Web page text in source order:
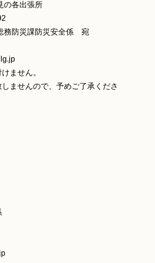
各出張所
務防災課防災安全係 宛
ません。
ませんので、予めご了承くださ